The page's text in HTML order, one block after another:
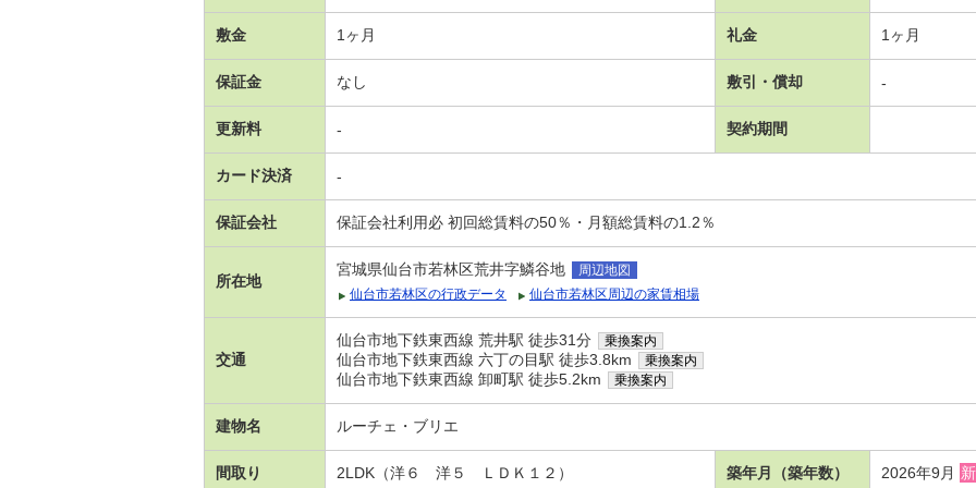
敷金 1ヶ月 礼金 1ヶ月
保証金 なし 敷引・償却 -
更新料 - 契約期間
カード決済 -
保証会社 保証会社利用必 初回総賃料の50％・月額総賃料の1.2％
所在地
宮城県仙台市若林区荒井字鱗谷地
周辺地図
仙台市若林区の行政データ
仙台市若林区周辺の家賃相場
交通
仙台市地下鉄東西線 荒井駅 徒歩31分 乗換案内
仙台市地下鉄東西線 六丁の目駅 徒歩3.8km 乗換案内
仙台市地下鉄東西線 卸町駅 徒歩5.2km 乗換案内
建物名 ルーチェ・ブリエ
間取り 2LDK（洋６ 洋５ ＬＤＫ１２） 築年月（築年数） 2026年9月